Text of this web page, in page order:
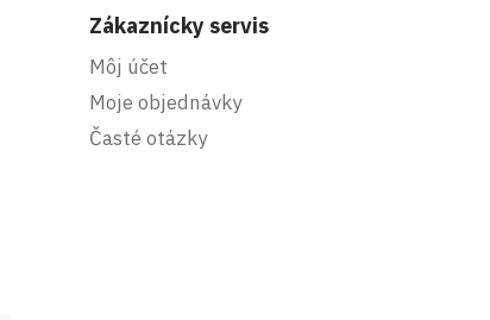
Zákaznícky servis
Môj účet
Moje objednávky
Časté otázky